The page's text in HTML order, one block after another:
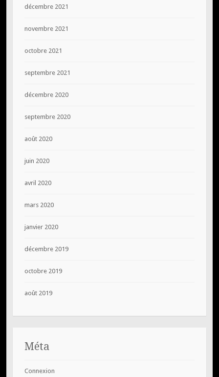
décembre 2021
novembre 2021
octobre 2021
septembre 2021
décembre 2020
septembre 2020
août 2020
juin 2020
avril 2020
mars 2020
janvier 2020
décembre 2019
octobre 2019
août 2019
Méta
Connexion